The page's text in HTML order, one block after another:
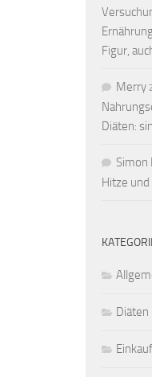
Figur,
Merry
Diäten:
Simon
Hitze
Diäten